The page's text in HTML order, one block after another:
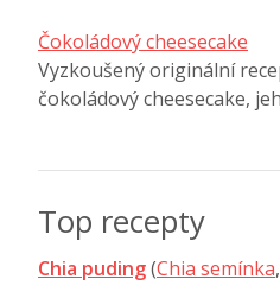
Čokoládový cheesecake
Vyzkoušený originální
čokoládový cheesecake,
Top recepty
Chia puding(Chia semínka,